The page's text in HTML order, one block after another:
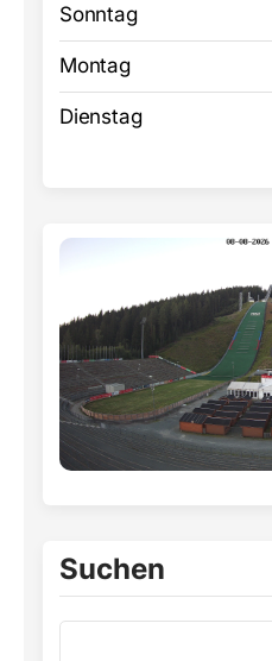
Sonntag
Montag
Dienstag
Suchen